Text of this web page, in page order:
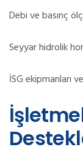
Debi ve basınç
Seyyar hidrolik
İSG ekipmanları